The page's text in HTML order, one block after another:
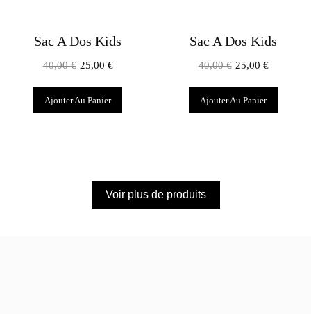
Sac A Dos Kids
40,00€ 25,00 €
Ajouter Au Panier
Sac A Dos Kids
40,00€ 25,00 €
Ajouter Au Panier
Voir plus de produits